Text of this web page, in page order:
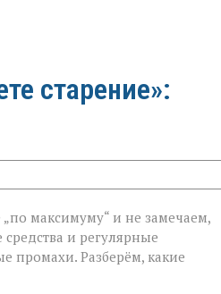
старение»:
максимуму“ и не замечаем,
и регулярные
промахи. Разберём, какие